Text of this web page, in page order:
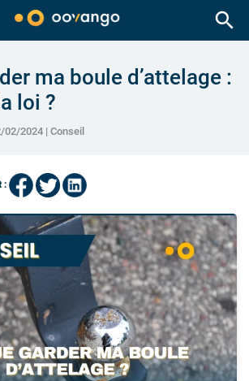
search
ma boule d’attelage :
loi ?
02/2024 | Conseil
: